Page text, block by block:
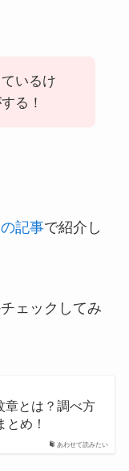
いるけ
る！
記事で紹介し
ェックしてみ
あわせて読みたい
章とは？調べ方
とめ！